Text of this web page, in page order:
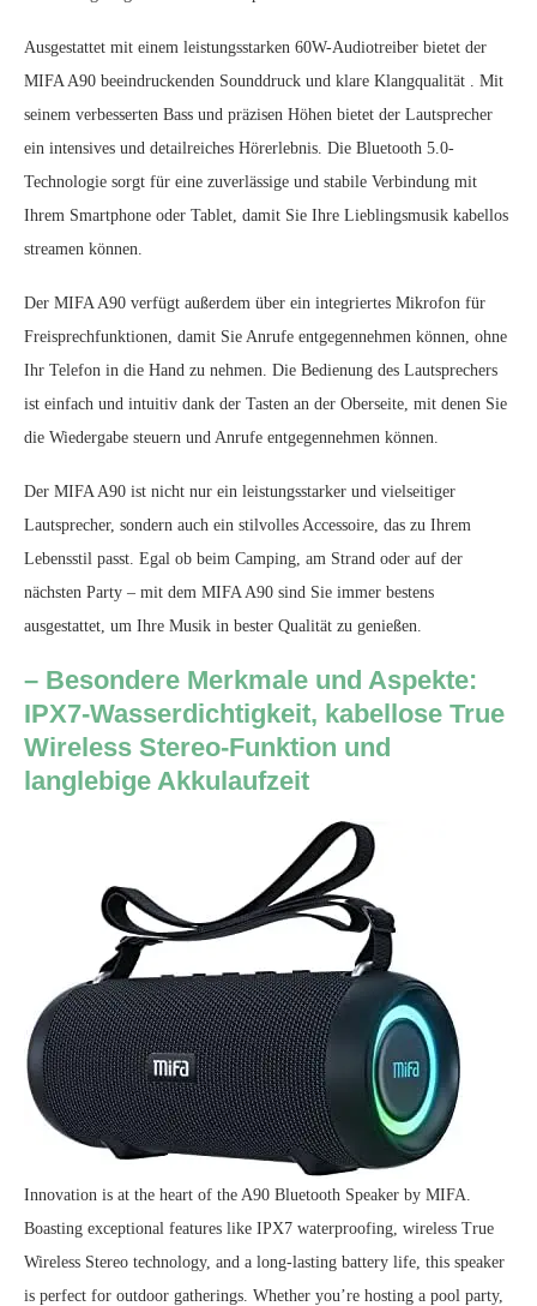
Ausgestattet mit einem leistungsstarken 60W-Audiotreiber bietet der
MIFA A90 beeindruckenden Sounddruck und klare Klangqualität . Mit
seinem verbesserten Bass und präzisen Höhen bietet der Lautsprecher
ein intensives und detailreiches Hörerlebnis. Die Bluetooth 5.0-
Technologie sorgt für eine zuverlässige und stabile Verbindung mit
Ihrem Smartphone oder Tablet, damit Sie Ihre Lieblingsmusik kabellos
streamen können.
Der MIFA A90 verfügt außerdem über ein integriertes Mikrofon für
Freisprechfunktionen, damit Sie Anrufe entgegennehmen können, ohne
Ihr Telefon in die Hand zu nehmen. Die Bedienung des Lautsprechers
ist einfach und intuitiv dank der Tasten an der Oberseite, mit denen Sie
die Wiedergabe steuern und Anrufe entgegennehmen können.
Der MIFA A90 ist nicht nur ein leistungsstarker und vielseitiger
Lautsprecher, sondern auch ein stilvolles Accessoire, das zu Ihrem
Lebensstil passt. Egal ob beim Camping, am Strand oder auf der
nächsten Party – mit dem MIFA A90 sind Sie immer bestens
ausgestattet, um Ihre Musik in bester Qualität zu genießen.
– Besondere Merkmale und Aspekte:
IPX7-Wasserdichtigkeit, kabellose True
Wireless Stereo-Funktion und
langlebige Akkulaufzeit
Innovation is at the heart of the A90 Bluetooth Speaker by MIFA.
Boasting exceptional features like IPX7 waterproofing, wireless True
Wireless Stereo technology, and a long-lasting battery life, this speaker
is perfect for outdoor gatherings. Whether you’re hosting a pool party,